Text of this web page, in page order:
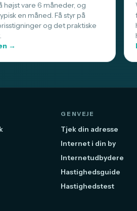
højst vare 6 måneder, og
en måned. Få styr på
og det praktiske
→
GENVEJE
Tjek din adresse
Internet i din by
Internetudbydere
Hastighedsguide
Hastighedstest